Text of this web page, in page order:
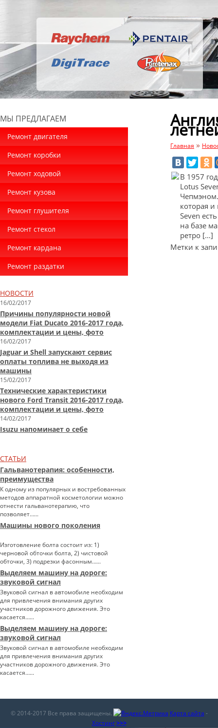
МЫ ПРЕДЛАГАЕМ
Ремонт двигателя
Ремонт коробки
Ремонт ходовой
Ремонт кузова
Ремонт глушителя
Ремонт стекол
Ремонт кардана
Ремонт раздатки
НОВОСТИ
16/02/2017
Причины популярности новой
модели Fiat Ducato 2016-2017 года,
комплектации и цены, фото
16/02/2017
Jaguar и Shell запускают сервис
оплаты топлива не выходя из
машины
15/02/2017
Технические характеристики
нового Ford Transit 2016-2017 года,
комплектации и цены, фото
14/02/2017
Isuzu напоминает о себе
СТАТЬИ
Гальванотерапия: особенности,
преимущества
К одному из популярных и востребованных
методов аппаратной косметологии можно
отнести гальванотерапию, что
позволяет…...
Машины нового поколения
Изготовление болта состоит из: 1)
черновой обточки болта, 2) чистовой
обточки, 3) подрезки фасонным…...
Выделяем машину на дороге:
звуковой сигнал
Звуковой сигнал в автомобиле необходим
для привлечения внимания других
участников дорожного движения. Это
касается…...
Выделяем машину на дороге:
звуковой сигнал
Звуковой сигнал в автомобиле необходим
для привлечения внимания других
участников дорожного движения. Это
касается…...
Главная »
В 1957
Lotus
которая
Seven
на базе
ретро […]
Метки к
© 2014-2017 Все права защищены. Карта сайта -
Хостинг >>>